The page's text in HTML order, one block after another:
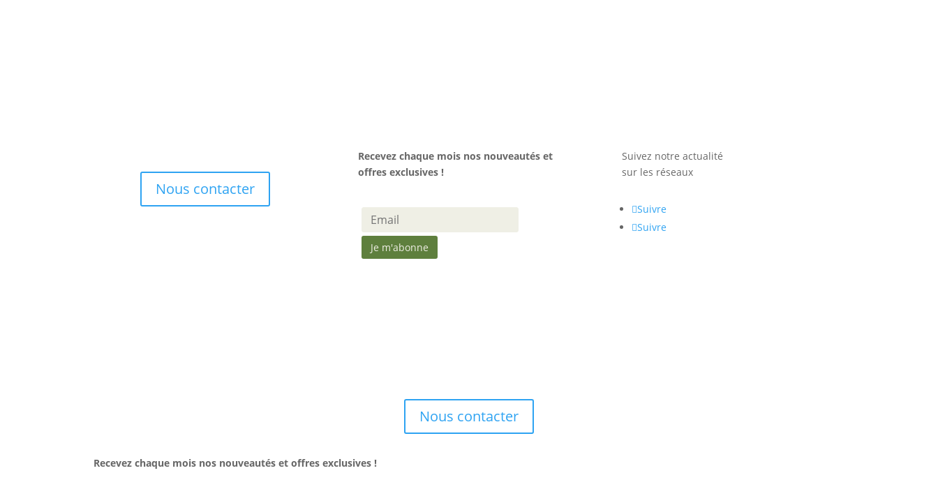
Nous contacter
Recevez chaque mois nos nouveautés et
offres exclusives !
Suivez notre actualité
sur les réseaux
Suivre
Suivre
Nous contacter
Recevez chaque mois nos nouveautés et offres exclusives !